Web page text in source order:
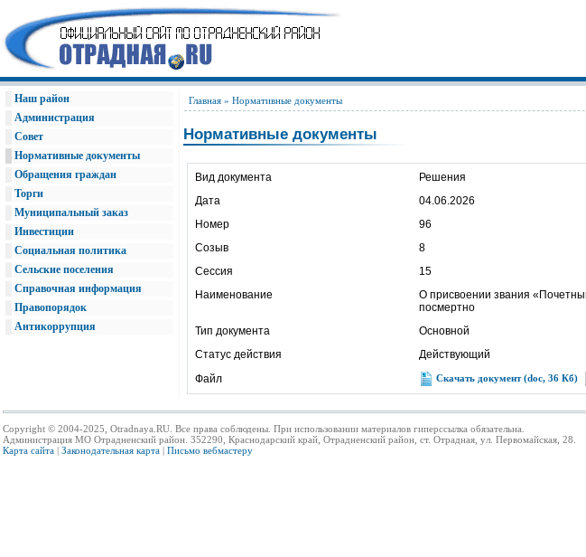
Наш район
Администрация
Совет
Нормативные документы
Обращения граждан
Торги
Муниципальный заказ
Инвестиции
Социальная политика
Сельские поселения
Справочная информация
Правопорядок
Антикоррупция
Главная » Нормативные документы
Нормативные документы
Вид документа
Решения
Дата
04.06.2026
Номер
96
Созыв
8
Сессия
15
Наименование
О присвоении звания
посмертно
Тип документа
Основной
Статус действия
Действующий
Файл
Скачать документ (doc, 36 Кб)
Copyright © 2004-2025, Otradnaya.RU. Все права соблюдены. При использовании материалов гиперссылка обязательна.
Администрация МО Отрадненский район. 352290, Краснодарский край, Отрадненский район, ст. Отрадная, ул. Первомайская, 28.
Карта сайта | Законодательная карта | Письмо вебмастеру